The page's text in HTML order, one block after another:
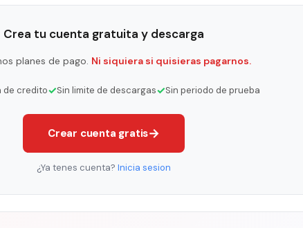
Crea tu cuenta gratuita y descarga
planes de pago. Ni siquiera si quisieras pagarnos.
de credito✓Sin limite de descargas✓Sin periodo de prueba
Crear cuenta gratis→
¿Ya tenes cuenta? Inicia sesion